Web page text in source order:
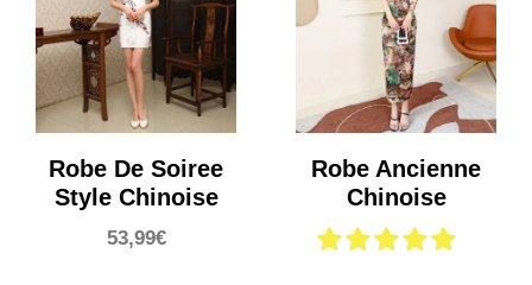
Robe De Soiree
Style Chinoise
53,99€
Robe Ancienne
Chinoise